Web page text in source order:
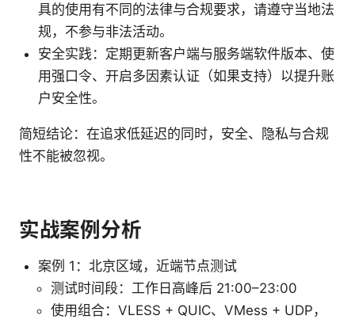
具的使用有不同的法律与合规要求，请遵守当地法
规，不参与非法活动。
安全实践：定期更新客户端与服务端软件版本、使
用强口令、开启多因素认证（如果支持）以提升账
户安全性。
简短结论：在追求低延迟的同时，安全、隐私与合规
性不能被忽视。
实战案例分析
案例 1：北京区域，近端节点测试
测试时间段：工作日高峰后 21:00–23:00
使用组合：VLESS + QUIC、VMess + UDP，